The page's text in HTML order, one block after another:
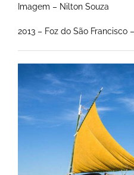
Imagem – Nilton Souza
2013 – Foz do São Francisco